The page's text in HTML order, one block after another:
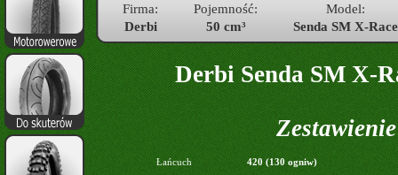
Firma:
Derbi
Pojemność:
50 cm³
Model:
Senda SM X-Race
Derbi Senda SM X-
Łańcuch
420 (130 ogniw)